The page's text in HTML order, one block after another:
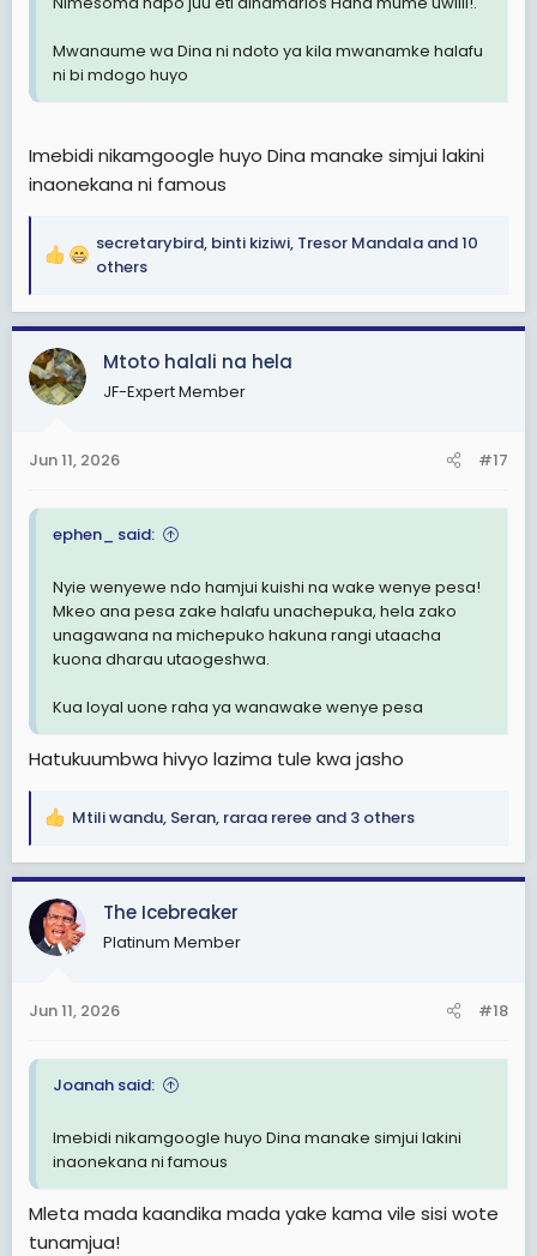
Mwanaume wa Dina ni ndoto ya kila mwanamke halafu
ni bi mdogo huyo
Imebidi nikamgoogle huyo Dina manake simjui lakini
inaonekana ni famous
R
a
c
t
i
o
s
secretarybird, binti kiziwi, Tresor Mandala and 10
others
Mtoto halali na hela
JF-Expert Member
Jun 11, 2026 #17
ephen_ said:
Nyie wenyewe ndo hamjui kuishi na wake wenye pesa!
Mkeo ana pesa zake halafu unachepuka, hela zako
unagawana na michepuko hakuna rangi utaacha
kuona dharau utaogeshwa.
Kua loyal uone raha ya wanawake wenye pesa
Hatukuumbwa hivyo lazima tule kwa jasho
R
a
c
t
i
s
Mtili wandu, Seran, raraa reree and 3 others
The Icebreaker
Platinum Member
Jun 11, 2026 #18
Joanah said:
Imebidi nikamgoogle huyo Dina manake simjui lakini
inaonekana ni famous
Mleta mada kaandika mada yake kama vile sisi wote
tunamjua!